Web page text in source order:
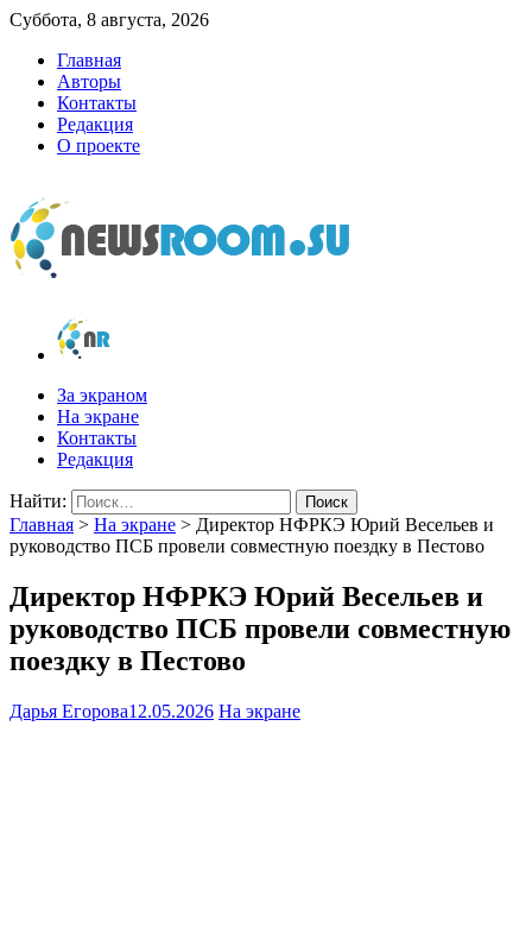
Суббота, 8 августа, 2026
Главная
Авторы
Контакты
Редакция
О проекте
newsroom.su
Новости о новостях
За экраном
На экране
Контакты
Редакция
Найти:
Главная > На экране > Директор НФРКЭ Юрий Весельев и
руководство ПСБ провели совместную поездку в Пестово
Директор НФРКЭ Юрий Весельев и
руководство ПСБ провели совместную
поездку в Пестово
Дарья Егорова12.05.2026 На экране